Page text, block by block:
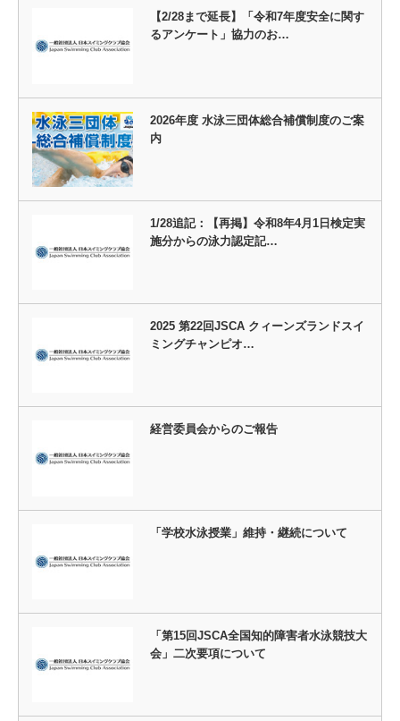
【2/28まで延長】「令和7年度安全に関す
るアンケート」協力のお…
2026年度 水泳三団体総合補償制度のご案
内
1/28追記：【再掲】令和8年4月1日検定実
施分からの泳力認定記…
2025 第22回JSCA クィーンズランドスイ
ミングチャンピオ…
経営委員会からのご報告
「学校水泳授業」維持・継続について
「第15回JSCA全国知的障害者水泳競技大
会」二次要項について